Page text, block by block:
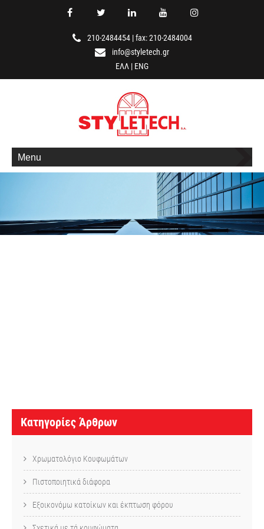
210-2484454|fax: 210-2484004
info@styletech.gr
ΕΛΛ | ENG
Menu
ρ
ί
Κατηγορίες Άρθρων
Χρωματολόγιο Κουφωμάτων
Πιστοποιητικά διάφορα
Εξοικονόμω κατοίκων και έκπτωση φόρου